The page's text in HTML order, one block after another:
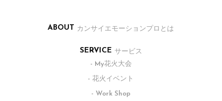
ABOUT カンサイエモーションプロとは
SERVICE サービス
- My花火大会
- 花火イベント
- Work Shop